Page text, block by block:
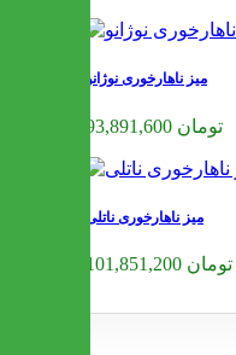
میز ناهارخوری نوژانو
93,891,600 تومان
میز ناهارخوری ناتلی
101,851,200 تومان